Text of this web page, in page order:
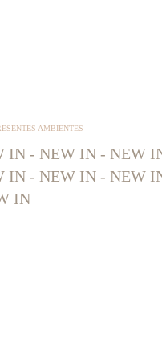
AMBIENTES
IN - NEW IN - NEW
IN - NEW IN - NEW
IN